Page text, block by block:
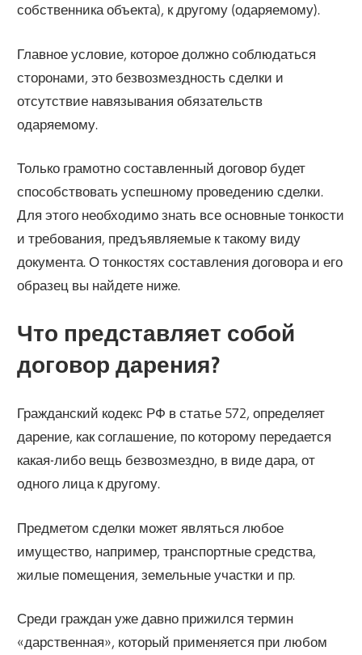
собственника объекта), к другому (одаряемому).
Главное условие, которое должно соблюдаться
сторонами, это безвозмездность сделки и
отсутствие навязывания обязательств
одаряемому.
Только грамотно составленный договор будет
способствовать успешному проведению сделки.
Для этого необходимо знать все основные тонкости
и требования, предъявляемые к такому виду
документа. О тонкостях составления договора и его
образец вы найдете ниже.
Что представляет собой
договор дарения?
Гражданский кодекс РФ в статье 572, определяет
дарение, как соглашение, по которому передается
какая-либо вещь безвозмездно, в виде дара, от
одного лица к другому.
Предметом сделки может являться любое
имущество, например, транспортные средства,
жилые помещения, земельные участки и пр.
Среди граждан уже давно прижился термин
«дарственная», который применяется при любом